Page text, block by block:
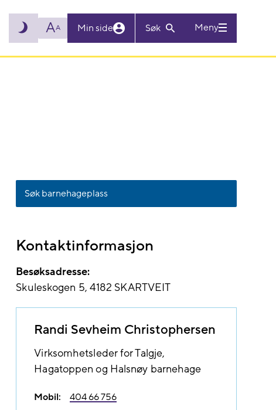
AA Min side Søk Meny
Søk barnehageplass
Kontaktinformasjon
Besøksadresse:
Skuleskogen 5 4182 SKARTVEIT
Randi Sevheim Christophersen
Virksomhetsleder for Talgje,
Hagatoppen og Halsnøy barnehage
Mobil:
404 66 756